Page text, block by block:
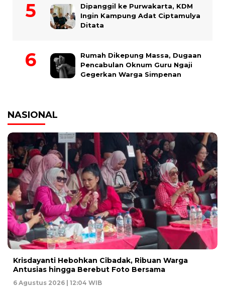
Dipanggil ke Purwakarta, KDM
Ingin Kampung Adat Ciptamulya
Ditata
Rumah Dikepung Massa, Dugaan
Pencabulan Oknum Guru Ngaji
Gegerkan Warga Simpenan
NASIONAL
Krisdayanti Hebohkan Cibadak, Ribuan Warga
Antusias hingga Berebut Foto Bersama
6 Agustus 2026 | 12:04 WIB